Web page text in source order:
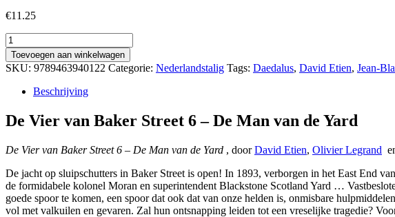
€11.25
De
Vier
van
Baker
Street
-
De
van
Yard
aantal
Toevoegen aan winkelwagen
SKU: 9789463940122 Categorie: Nederlandstalig Tags: Daedalus, David Etien, Jean-
Beschrijving
De Vier van Baker Street 6 – De Man van de Yard
De Vier van Baker Street 6 – De Man van de Yard , doorDavid Etien, Olivier Legrand
De jacht op sluipschutters in Baker Street is open! In 1893, verborgen in het East End
de formidabele kolonel Moran en superintendent Blackstone Scotland Yard …
goede spoor te komen, een spoor dat ook dat van onze helden is, onmisbare
vol met valkuilen en gevaren. Zal hun ontsnapping leiden tot een vreselijke tragedie?